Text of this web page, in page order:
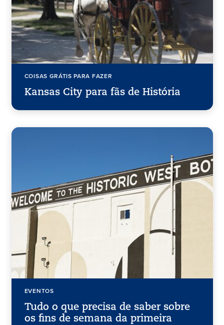
COISAS GRÁTIS PARA FAZER
Kansas City para fãs de História
EVENTOS
Tudo o que precisa de saber sobre
os fins de semana da primeira